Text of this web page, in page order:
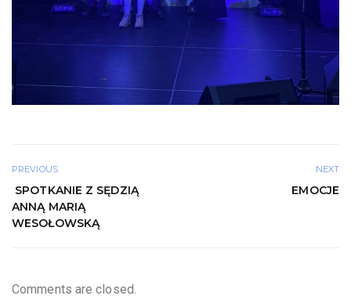
PREVIOUS
SPOTKANIE Z SĘDZIĄ
ANNĄ MARIĄ
WESOŁOWSKĄ
NEXT
EMOCJE
Comments are closed.